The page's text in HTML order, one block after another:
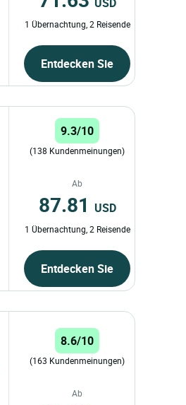
1 Übernachtung, 2 Reisende
Entdecken Sie
9.3/10
(138 Kundenmeinungen)
Ab
87.81 USD
1 Übernachtung, 2 Reisende
Entdecken Sie
8.6/10
(163 Kundenmeinungen)
Ab